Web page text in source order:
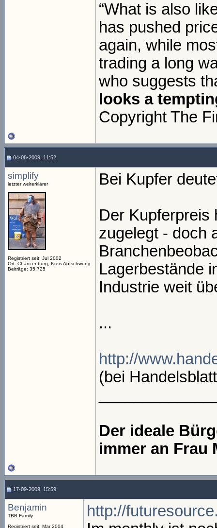
“What is also
has pushed
again, while
trading a long
who suggests
looks a
Copyright The
04-08-2009, 11:52
simplify
letzter welterklärer
Registriert seit: Jul 2002
Ort: Chancenburg, Kreis Aufschwung
Beiträge: 35.725
Bei Kupfer
Der Kupferpreis
zugelegt - doch
Lagerbestände
Industrie weit
...
http://
(bei
Der ideale
immer an Frau
17-09-2009, 15:59
Benjamin
TBB Family
Registriert seit: Mar 2004
http://